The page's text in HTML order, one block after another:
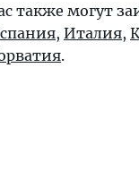
также могут
, Италия,
.